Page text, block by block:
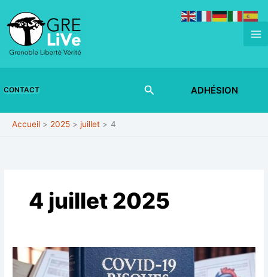
contenu
CONTACT RechercherADHÉSION
Accueil 2025 juillet 4
4 juillet 2025